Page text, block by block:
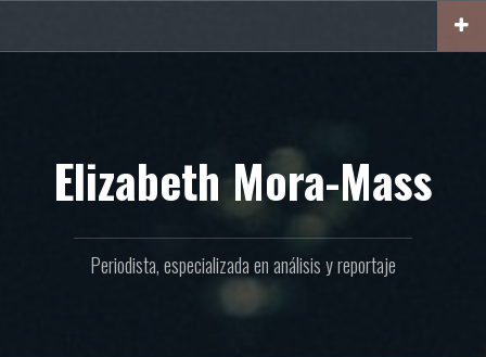
contenido
Elizabeth Mora-Mass
Periodista, especializada en análisis y reportaje